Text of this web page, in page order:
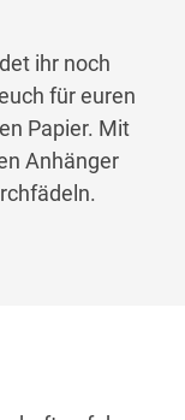
ihr noch
für euren
Papier. Mit
Anhänger